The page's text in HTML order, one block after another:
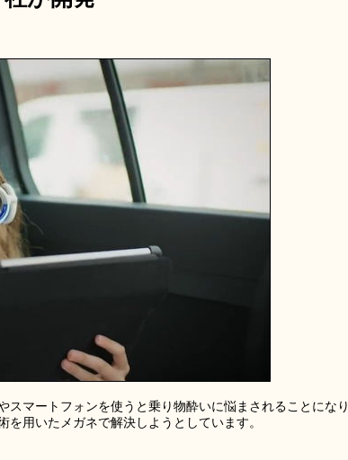
マートフォンを使うと乗り物酔いに悩まされることになり
用いたメガネで解決しようとしています。